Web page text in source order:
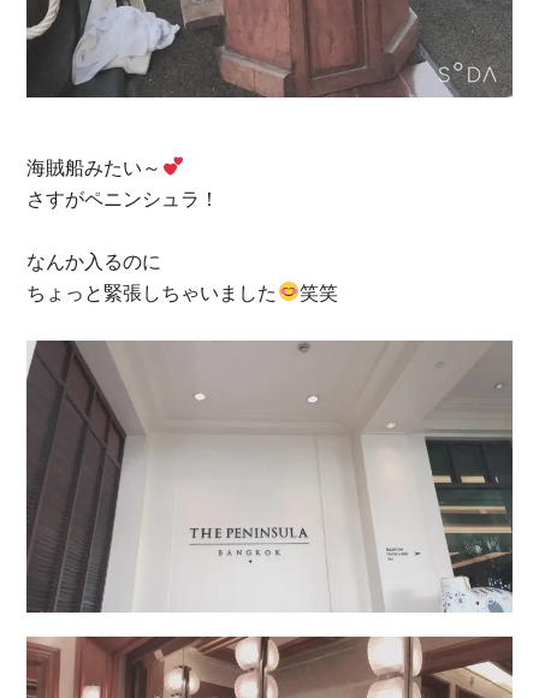
海賊船みたい～
さすがペニンシュラ！
なんか入るのに
ちょっと緊張しちゃいました
笑笑